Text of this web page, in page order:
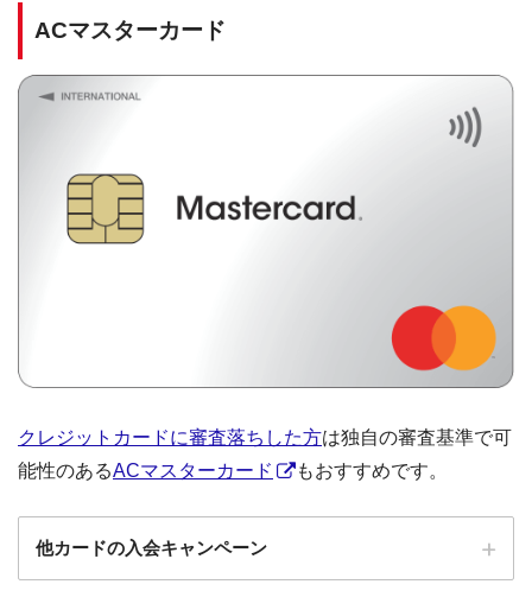
ACマスターカード
クレジットカードに審査落ちした方は独自の審査基準で可
能性のあるACマスターカード もおすすめです。
他カードの入会キャンペーン